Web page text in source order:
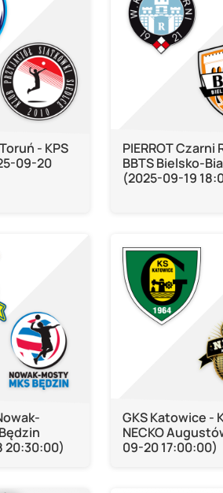
- KPS
09-20
PIERROT Czarni
BBTS Bielsko-
(2025-09-19
20:30:00)
GKS Katowice -
NECKO
09-20 17:00:00)